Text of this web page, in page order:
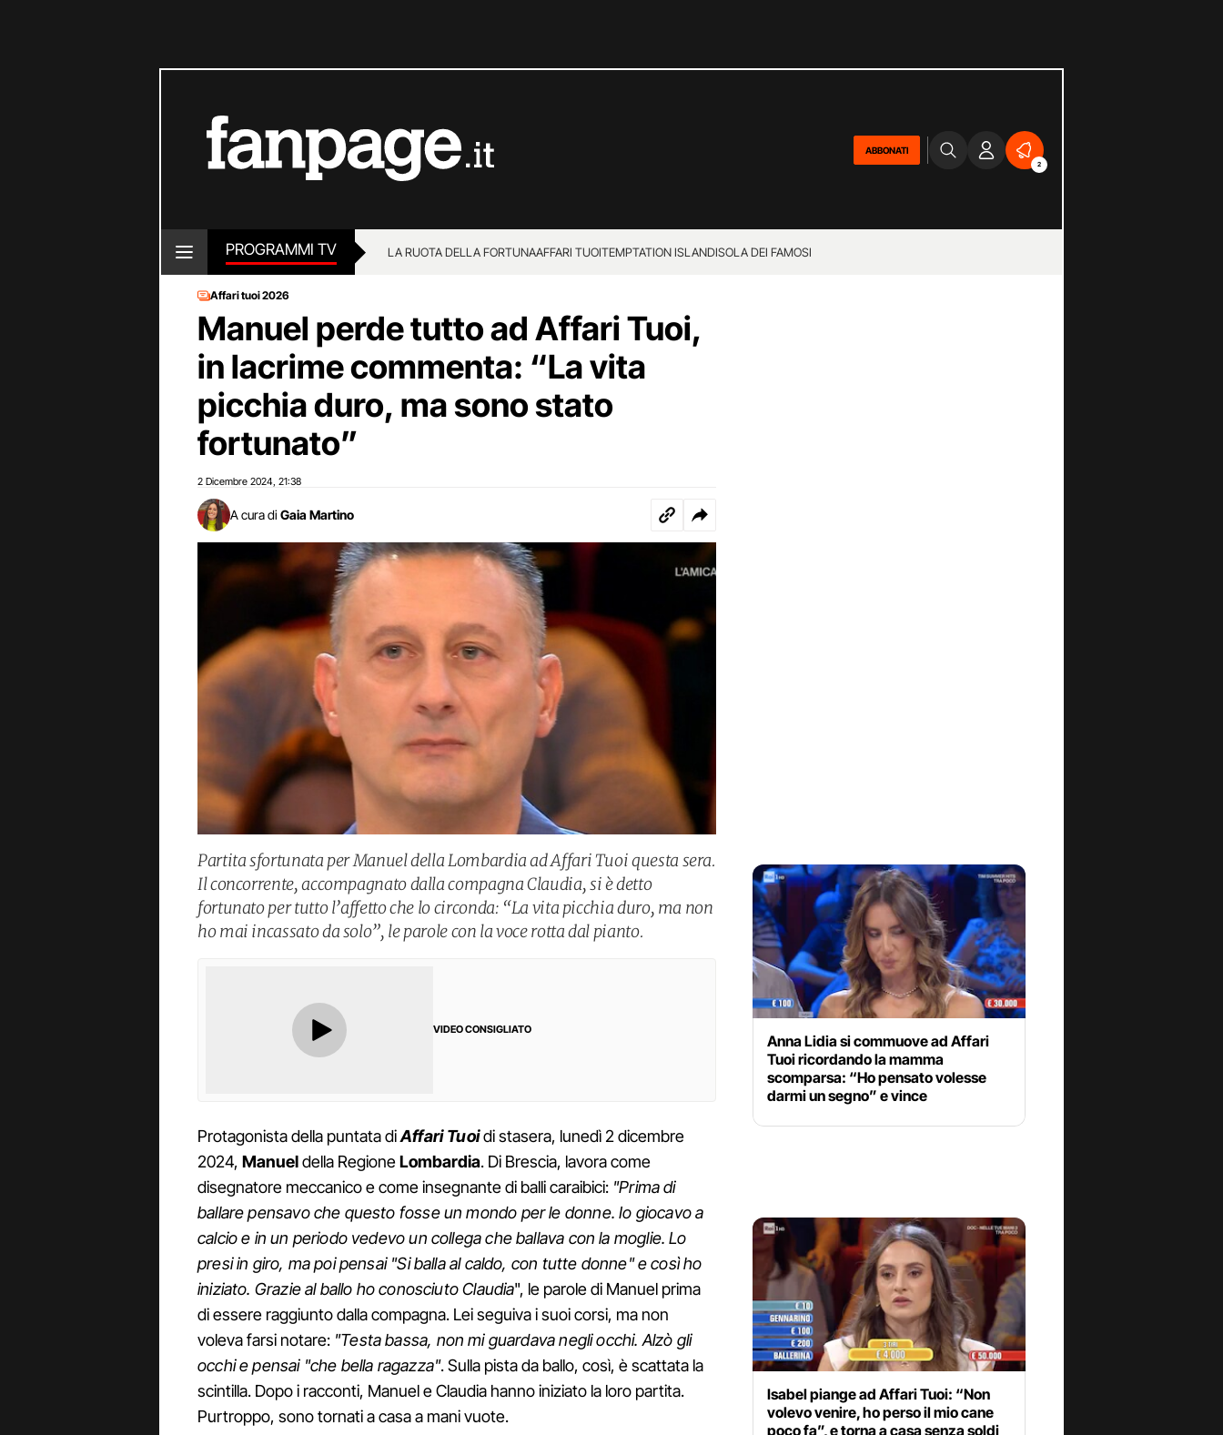
ABBONATI
2
PROGRAMMI TV LA RUOTA DELLA FORTUNAAFFARI TUOITEMPTATION ISLANDISOLA DEI FAMOSI
Affari tuoi 2026
Manuel perde tutto ad Affari Tuoi,
in lacrime commenta: “La vita
picchia duro, ma sono stato
fortunato”
2 Dicembre 2024 21:38
A cura di Gaia Martino
Partita sfortunata per Manuel della Lombardia ad Affari Tuoi questa sera.
Il concorrente, accompagnato dalla compagna Claudia, si è detto
fortunato per tutto l’affetto che lo circonda: “La vita picchia duro, ma non
ho mai incassato da solo”, le parole con la voce rotta dal pianto.
VIDEO CONSIGLIATO
Protagonista della puntata diAffari Tuoidi stasera, lunedì 2 dicembre
2024, Manueldella RegioneLombardia. Di Brescia, lavora come
disegnatore meccanico e come insegnante di balli caraibici: "Prima di
ballare pensavo che questo fosse un mondo per le donne. Io giocavo a
calcio e in un periodo vedevo un collega che ballava con la moglie. Lo
presi in giro, ma poi pensai "Si balla al caldo, con tutte donne" e così ho
iniziato. Grazie al ballo ho conosciuto Claudia", le parole di Manuel prima
di essere raggiunto dalla compagna. Lei seguiva i suoi corsi, ma non
voleva farsi notare: "Testa bassa, non mi guardava negli occhi. Alzò gli
occhi e pensai "che bella ragazza". Sulla pista da ballo, così, è scattata la
scintilla. Dopo i racconti, Manuel e Claudia hanno iniziato la loro partita.
Purtroppo, sono tornati a casa a mani vuote.
Anna Lidia si commuove ad Affari
Tuoi ricordando la mamma
scomparsa: “Ho pensato volesse
darmi un segno” e vince
Isabel piange ad Affari Tuoi: “Non
volevo venire, ho perso il mio cane
poco fa”, e torna a casa senza soldi